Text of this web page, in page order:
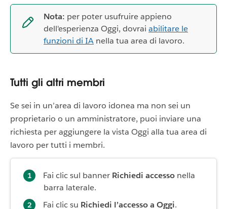
Nota: per poter usufruire appieno
dell'esperienza Oggi, dovrai abilitare le
funzioni di IA nella tua area di lavoro.
Tutti gli altri membri
Se sei in un’area di lavoro idonea ma non sei un
proprietario o un amministratore, puoi inviare una
richiesta per aggiungere la vista Oggi alla tua area di
lavoro per tutti i membri.
Fai clic sul banner Richiedi accesso nella
barra laterale.
Fai clic su Richiedi l’accesso a Oggi.